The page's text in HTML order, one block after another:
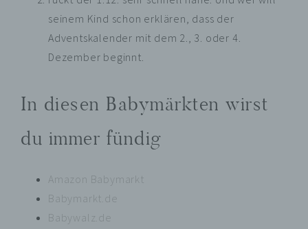
seinem Kind schon erklären, dass der
Adventskalender mit dem 2., 3. oder 4.
Dezember beginnt.
In diesen Babymärkten wirst
du immer fündig
Amazon Babymarkt
Babymarkt.de
Babywalz.de